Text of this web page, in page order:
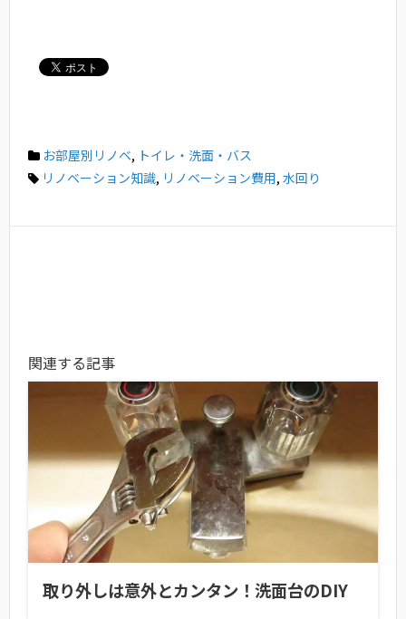
お部屋別リノベ, トイレ・洗面・バス
リノベーション知識, リノベーション費用, 水回り
関連する記事
取り外しは意外とカンタン！洗面台のDIY